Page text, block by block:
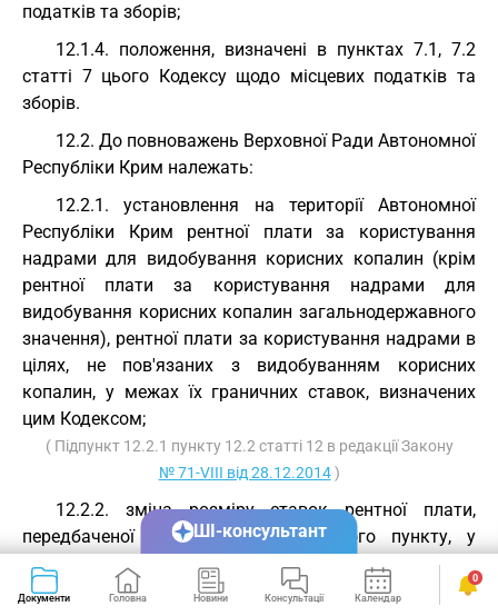
податків та зборів;
12.1.4. положення, визначені в пунктах 7.1, 7.2
статті 7 цього Кодексу щодо місцевих податків та
зборів.
12.2. До повноважень Верховної Ради Автономної
Республіки Крим належать:
12.2.1. установлення на території Автономної
Республіки Крим рентної плати за користування
надрами для видобування корисних копалин (крім
рентної плати за користування надрами для
видобування корисних копалин загальнодержавного
значення), рентної плати за користування надрами в
цілях, не пов'язаних з видобуванням корисних
копалин, у межах їх граничних ставок, визначених
цим Кодексом;
( Підпункт 12.2.1 пункту 12.2 статті 12 в редакції Закону
№ 71-VIII від 28.12.2014)
12.2.2. зміна розміру ставок рентної плати,
передбаченої підпунктом 12.2.1 цього пункту, у
межах її граничних ставок, визначених цим Кодексом,
у порядку, встановленому цим Кодексом;
Документи Головна Новини Консультації Календар Сервіси
0
ШІ-консультант